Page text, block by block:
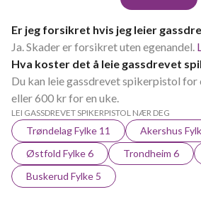
Er jeg forsikret hvis jeg leier
Ja. Skader er forsikret uten egenandel.
Hva koster det å leie gassdrevet
Du kan leie gassdrevet spikerpistol for
eller 600 kr for en uke.
LEI GASSDREVET SPIKERPISTOL NÆR DEG
Trøndelag Fylke 11
Akershus
Østfold Fylke 6
Trondheim 6
Buskerud Fylke 5